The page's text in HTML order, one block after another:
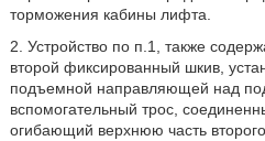
торможения кабины лифта.
2. Устройство по п.1, также
второй фиксированный шкив,
подъемной направляющей над
вспомогательный трос,
огибающий верхнюю часть